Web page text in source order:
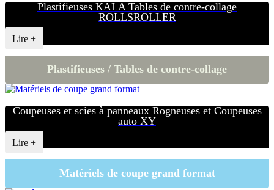
Plastifieuses KALA Tables de contre-collage
ROLLSROLLER
Lire +
Plastifieuses / Tables de contre-collage
Coupeuses et scies à panneaux Rogneuses et Coupeuses
auto XY
Lire +
Matériels de coupe grand format